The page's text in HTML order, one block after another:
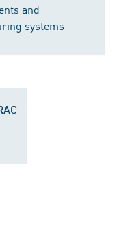
and
systems